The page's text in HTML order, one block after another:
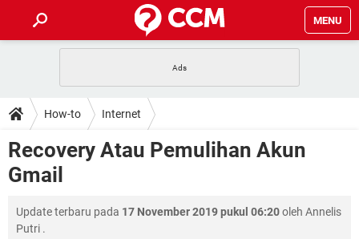
MENU
APLIKASI NONTON FILM & SERI
BUAT AKUN TIKTOK APLIKASI VIDEO-CALL
HOW-TO
SAFE MODE ANDROID
KODE RAHASIA NETFLIX
DOWNLOAD
ADOBE PREMIERE PRO
FORUM
Lupa Password Gmail WiFi Tidak Berfungsi
ENSIKLOPEDIA
How-to Internet
Recovery Atau Pemulihan Akun
Gmail
Update terbaru pada 17 November 2019 pukul 06:20oleh Annelis
Putri .